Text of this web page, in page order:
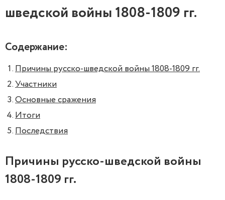
шведской войны 1808-1809 гг.
Содержание:
Причины русско-шведской войны 1808-1809 гг.
Участники
Основные сражения
Итоги
Последствия
Причины русско-шведской войны
1808-1809 гг.